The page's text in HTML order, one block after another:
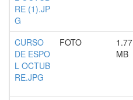
RE (1).JP
G
CURSO
DE ESPO
L OCTUB
RE.JPG
FOTO
1.77
MB